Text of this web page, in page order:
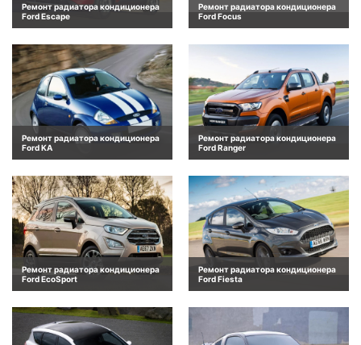
Ремонт радиатора кондиционера
Ford Escape
Ремонт радиатора кондиционера
Ford Focus
Ремонт радиатора кондиционера
Ford KA
Ремонт радиатора кондиционера
Ford Ranger
Ремонт радиатора кондиционера
Ford EcoSport
Ремонт радиатора кондиционера
Ford Fiesta